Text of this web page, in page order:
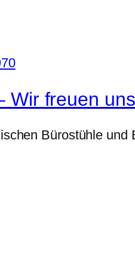
Wir freuen
Bürostühle